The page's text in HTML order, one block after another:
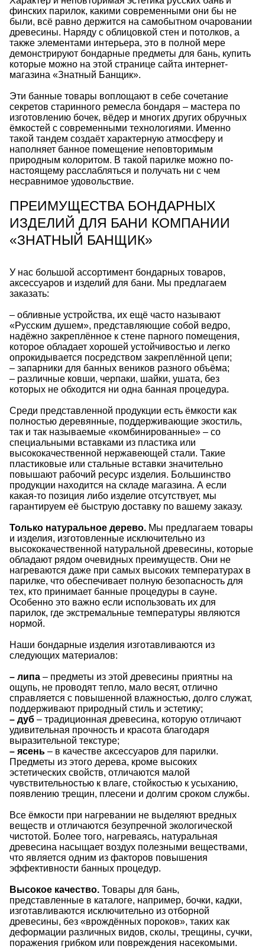
финских парилок, какими современными они бы не
были, всё равно держится на самобытном очаровании
древесины. Наряду с облицовкой стен и потолков, а
также элементами интерьера, это в полной мере
демонстрируют бондарные предметы для бань, купить
которые можно на этой странице сайта интернет-
магазина «Знатный Банщик».
Эти банные товары воплощают в себе сочетание
секретов старинного ремесла бондаря – мастера по
изготовлению бочек, вёдер и многих других обручных
ёмкостей с современными технологиями. Именно
такой тандем создаёт характерную атмосферу и
наполняет банное помещение неповторимым
природным колоритом. В такой парилке можно по-
настоящему расслабляться и получать ни с чем
несравнимое удовольствие.
ПРЕИМУЩЕСТВА БОНДАРНЫХ
ИЗДЕЛИЙ ДЛЯ БАНИ КОМПАНИИ
«ЗНАТНЫЙ БАНЩИК»
У нас большой ассортимент бондарных товаров,
аксессуаров и изделий для бани. Мы предлагаем
заказать:
– обливные устройства, их ещё часто называют
«Русским душем», представляющие собой ведро,
надёжно закреплённое к стене парного помещения,
которое обладает хорошей устойчивостью и легко
опрокидывается посредством закреплённой цепи;
– запарники для банных веников разного объёма;
– различные ковши, черпаки, шайки, ушата, без
которых не обходится ни одна банная процедура.
Среди представленной продукции есть ёмкости как
полностью деревянные, поддерживающие экостиль,
так и так называемые «комбинированные» – со
специальными вставками из пластика или
высококачественной нержавеющей стали. Такие
пластиковые или стальные вставки значительно
повышают рабочий ресурс изделия. Большинство
продукции находится на складе магазина. А если
какая-то позиция либо изделие отсутствует, мы
гарантируем её быструю доставку по вашему заказу.
Только натуральное дерево. Мы предлагаем товары
и изделия, изготовленные исключительно из
высококачественной натуральной древесины, которые
обладают рядом очевидных преимуществ. Они не
нагреваются даже при самых высоких температурах в
парилке, что обеспечивает полную безопасность для
тех, кто принимает банные процедуры в сауне.
Особенно это важно если использовать их для
парилок, где экстремальные температуры являются
нормой.
Наши бондарные изделия изготавливаются из
следующих материалов:
– липа – предметы из этой древесины приятны на
ощупь, не проводят тепло, мало весят, отлично
справляется с повышенной влажностью, долго служат,
поддерживают природный стиль и эстетику;
– дуб – традиционная древесина, которую отличают
удивительная прочность и красота благодаря
выразительной текстуре;
– ясень – в качестве аксессуаров для парилки.
Предметы из этого дерева, кроме высоких
эстетических свойств, отличаются малой
чувствительностью к влаге, стойкостью к усыханию,
появлению трещин, плесени и долгим сроком службы.
Все ёмкости при нагревании не выделяют вредных
веществ и отличаются безупречной экологической
чистотой. Более того, нагреваясь, натуральная
древесина насыщает воздух полезными веществами,
что является одним из факторов повышения
эффективности банных процедур.
Высокое качество. Товары для бань,
представленные в каталоге, например, бочки, кадки,
изготавливаются исключительно из отборной
древесины, без «врождённых пороков», таких как
деформации различных видов, сколы, трещины, сучки,
поражения грибком или повреждения насекомыми.